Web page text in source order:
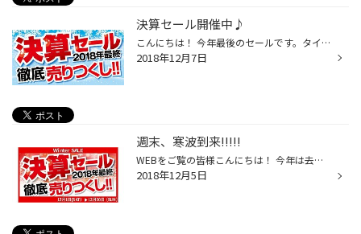
決算セール開催中♪
こんにちは！ 今年最後のセールです。タイヤ交換をお考えの方はお早めにご来店ください☆ 夏タイヤ、冬タイヤどちらもセール対象商品となっております。 気になる方はぜひタイヤ館松山店までお越しください！！ ※この時期は大変込み合っておりますので、予めご了承ください。
2018年12月7日
週末、寒波到来!!!!!
WEBをご覧の皆様こんにちは！ 今年は去年と比べて暖かい日々が続いていますね。 今週末から寒波が到来致します… １２月8.9日は最高気温が一桁になると予想されていますが、 皆様は冬タイヤに履き替えていますか？ まだ冬タイヤに履き替えができていないお客様は お早めにお越しください!!!!!!
2018年12月5日